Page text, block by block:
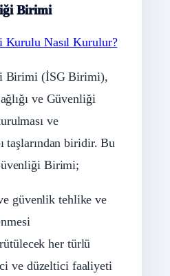
Birimi
Kurulu Nasıl Kurulur?
Birimi (İSG Birimi),
ve Güvenliği
ve
taşlarından biridir. Bu
Birimi;
güvenlik tehlike ve
her türlü
ve düzeltici faaliyeti